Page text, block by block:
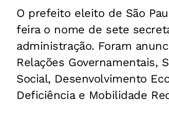
O prefeito eleito de São
feira o nome de sete
administração. Foram
Relações Governamentais,
Social, Desenvolvimento
Deficiência e Mobilidade